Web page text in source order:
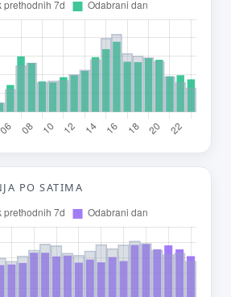
PO SATIMA
— prijedlog možeš poslati i anonimno.
Odustani Pošalji